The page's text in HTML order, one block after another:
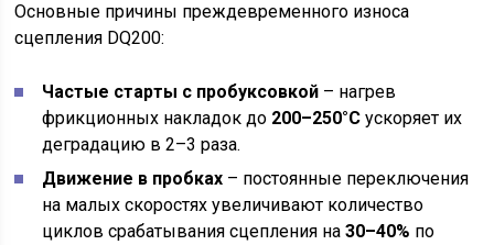
Основные причины преждевременного износа
сцепления DQ200:
Частые старты с пробуксовкой – нагрев
фрикционных накладок до 200–250°C ускоряет их
деградацию в 2–3 раза.
Движение в пробках – постоянные переключения
на малых скоростях увеличивают количество
циклов срабатывания сцепления на30–40% по